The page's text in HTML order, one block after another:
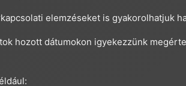
elemzéseket is gyakorolhatjuk
hozott dátumokon igyekezzünk